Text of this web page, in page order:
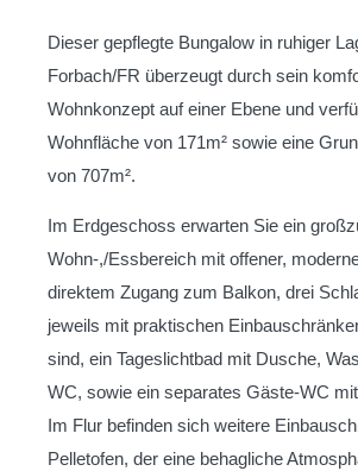
Dieser gepflegte Bungalow in ruhiger
Forbach/FR überzeugt durch sein
Wohnkonzept auf einer Ebene und
Wohnfläche von 171m² sowie eine
von 707m².
Im Erdgeschoss erwarten Sie ein
Wohn-,/Essbereich mit offener,
direktem Zugang zum Balkon, drei
jeweils mit praktischen
sind, ein Tageslichtbad mit Dusche,
WC, sowie ein separates Gäste-WC
Im Flur befinden sich weitere
Pelletofen, der eine behagliche